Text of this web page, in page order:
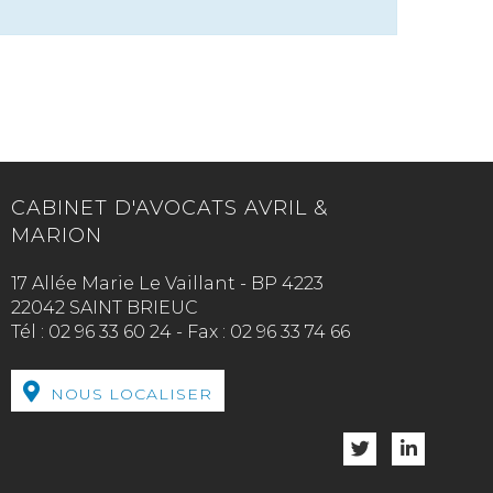
CABINET D'AVOCATS AVRIL &
MARION
17 Allée Marie Le Vaillant - BP 4223
22042 SAINT BRIEUC
Tél : 02 96 33 60 24 - Fax : 02 96 33 74 66
NOUS LOCALISER